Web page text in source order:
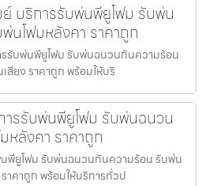
บริการรับพ่นพียูโฟม รับพ่น
โฟมหลังคา ราคาถูก
รับพ่นพียูโฟม รับพ่นฉนวนกันความร้อน
ยง ราคาถูก พร้อมให้บริ
ารรับพ่นพียูโฟม รับพ่นฉนวน
ลังคา ราคาถูก
พียูโฟม รับพ่นฉนวนกันความร้อน รับพ่น
าคาถูก พร้อมให้บริการทั่วป